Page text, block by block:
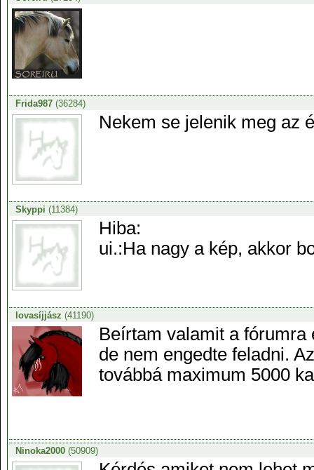
Frida987(36284)
Nekem se jelenik meg az
Skyppi (11384)
Hiba:
ui.:Ha nagy a kép, akkor
lovasíjjász (41190)
Beírtam valamit a
de nem engedte feladni.
továbbá maximum 5000
Ninoka2000(50909)